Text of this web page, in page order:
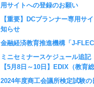
用サイトへの登録のお願い
【重要】DCプランナー専用サ
知らせ
金融経済教育推進機構「J-
ミニセミナースケジュール追記
【5月8日～10日】EDIX（教育
2024年度商工会議所検定試験の